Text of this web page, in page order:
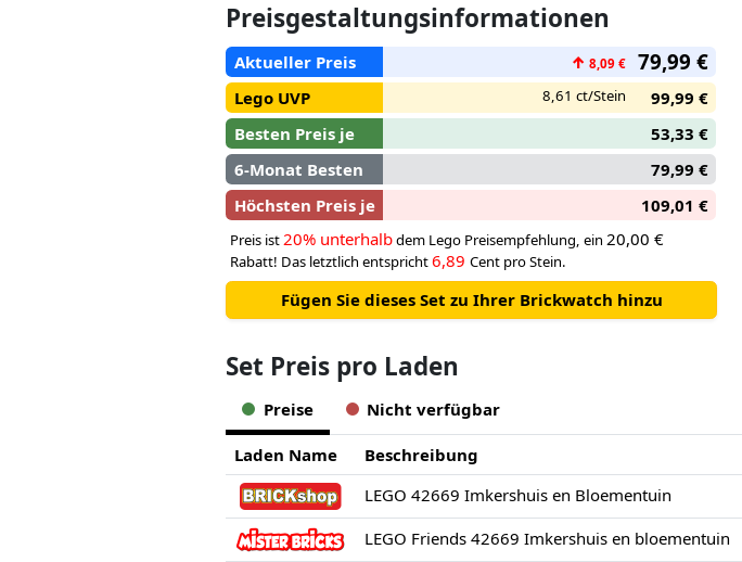
Preisgestaltungsinformationen
Aktueller Preis ↑ 8,09 € 79,99 €
Lego UVP 8,61 ct/Stein
99,99 €
Besten Preis je
53,33 €
6-Monat Besten
79,99 €
Höchsten Preis je
109,01 €
Preis ist 20% unterhalbdem Lego Preisempfehlung, ein 20,00 €
Rabatt! Das letztlich entspricht6,89 Cent pro Stein.
Fügen Sie dieses Set zu Ihrer Brickwatch hinzu
Set Preis pro Laden
Preise Nicht verfügbar
Laden Name Beschreibung
LEGO 42669 Imkershuis en Bloementuin
LEGO Friends 42669 Imkershuis en bloementuin